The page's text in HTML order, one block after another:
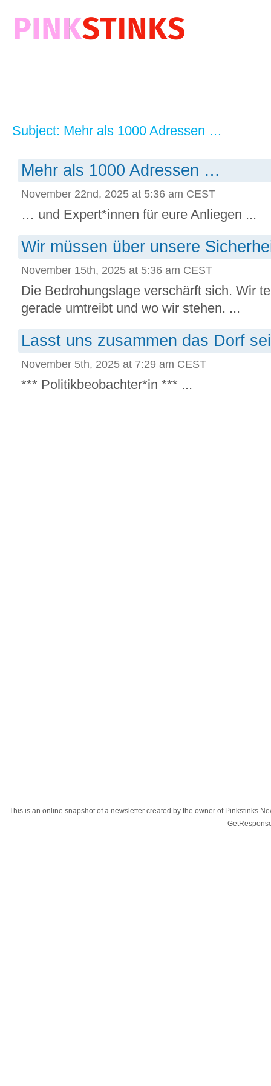
Subject: Mehr als 1000 Adressen …
Mehr als 1000 Adressen …
November 22nd, 2025 at 5:36 am CEST
… und Expert*innen für eure Anliegen ...
Wir müssen über unsere
November 15th, 2025 at 5:36 am CEST
Die Bedrohungslage verschärft sich. Wir
gerade umtreibt und wo wir stehen. ...
Lasst uns zusammen das Dorf
November 5th, 2025 at 7:29 am CEST
*** Politikbeobachter*in *** ...
This is an online snapshot of a newsletter created by the owner of Pinkstinks